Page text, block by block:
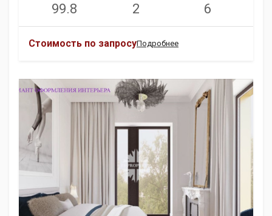
99.8 2 6
Стоимость по запросуПодробнее